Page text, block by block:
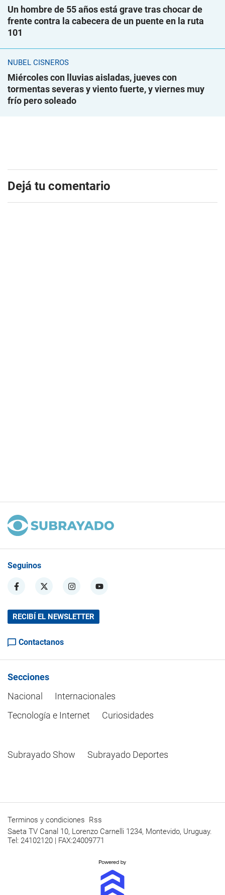
Un hombre de 55 años está grave tras chocar de
frente contra la cabecera de un puente en la ruta
101
NUBEL CISNEROS
Miércoles con lluvias aisladas, jueves con
tormentas severas y viento fuerte, y viernes muy
frío pero soleado
Dejá tu comentario
Seguinos
RECIBÍ EL NEWSLETTER
Contactanos
Secciones
Nacional
Internacionales
Tecnología e Internet
Curiosidades
Subrayado Show Subrayado Deportes
Terminos y condiciones Rss
Saeta TV Canal 10, Lorenzo Carnelli 1234, Montevido, Uruguay.
Tel: 24102120 | FAX:24009771